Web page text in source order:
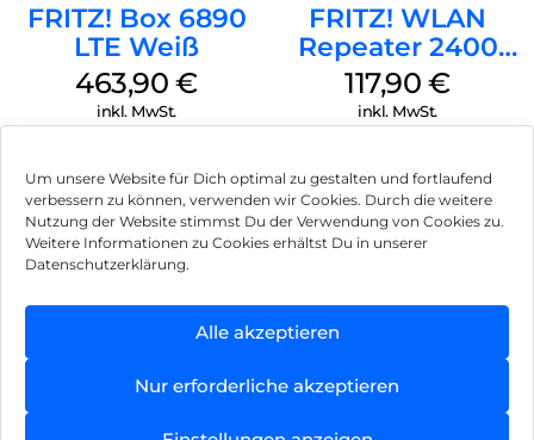
Um unsere Website für Dich optimal zu gestalten und fortlaufend
verbessern zu können, verwenden wir Cookies. Durch die weitere
Nutzung der Website stimmst Du der Verwendung von Cookies zu.
Weitere Informationen zu Cookies erhältst Du in unserer
Datenschutzerklärung.
Alle akzeptieren
Nur erforderliche akzeptieren
FRITZ! Box 6890
LTE Weiß
463,90€
inkl. MwSt.
FRITZ! WLAN
Repeater 2400
Weiß
117,90€
inkl. MwSt.
Impressum
Hinweis zur Batterieentsorgung